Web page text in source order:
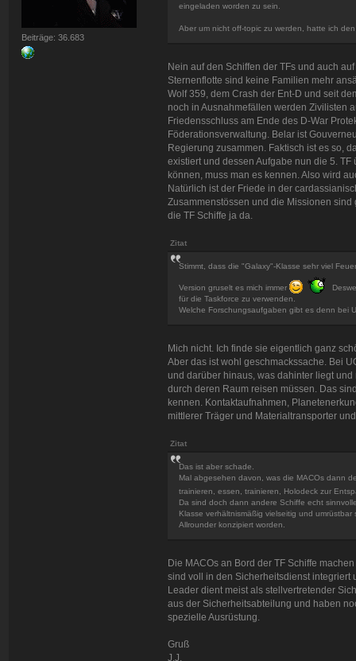
Beiträge: 36.683
eingeladen worden zu sein.
Aber um nicht off-topic zu werden, hatte ich
Nein auf den Schiffen der TFs und auch
Sternenflotte sind keine Familien mehr
Wolf 359, dem Crash der Ent-D und seit
noch in Ausnahmefällen werden Zivilisten
Friedensschluss am Ende des D-War
Föderationsverwaltung. Belar ist
Regierung zusammen. Faktisch ist es so,
existiert und dessen Aufgabe nun die 5.
können, muss man es kennen. Also wird
Natürlich ist der Friede in der
Zusammenstössen und die Missionen
die TF Schiffe ja da.
Zitat
Stimmt, dass die "Galaxy"-Klasse sehr viel
Version gruselt es mich immer
für die Taskforce zu verwenden.
Welche Forschungsaufgaben gibt es denn bei
Mich nicht. Ich finde sie eigentlich ganz
Aber das ist wohl geschmackssache. Bei
und darüber hinaus, was dahinter liegt
durch deren Raum reisen müssen. Das
kennen. Kontaktaufnahmen,
mittlerer Träger und Materialtransporter
Zitat
Das ist aber schade.
Mal abgesehen davon, was die MACOs dann
trainieren, essen, trainieren, Holodeck zur
Da sind doch dann andere Schiffe echt
Klasse verhältnismäßig vielseitig und
Allrounder konzipiert worden.
Die MACOs an Bord der TF Schiffe
sind voll in den Sicherheitsdienst integriert
Leader dient meist als stellvertretender
aus der Sicherheitsabteilung und haben
spezielle Ausrüstung.
Gruß
J.J.